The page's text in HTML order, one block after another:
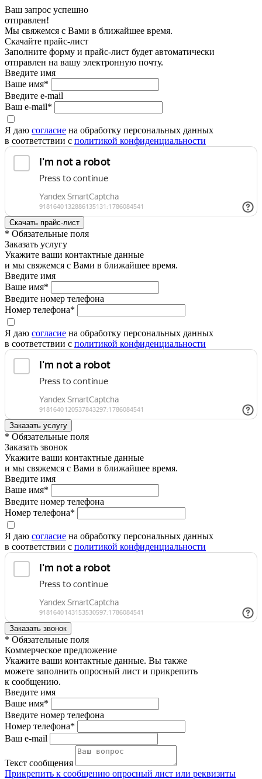
Ваш запрос успешно
отправлен!
Мы свяжемся с Вами в ближайшее время.
Скачайте прайс-лист
Заполните форму и прайс-лист будет автоматически
отправлен на вашу электронную почту.
Введите имя
Ваше имя*
Введите e-mail
Ваш e-mail*
Я даю согласие на обработку персональных данных
в соответствии с политикой конфиденциальности
* Обязательные поля
Заказать услугу
Укажите ваши контактные данные
и мы свяжемся с Вами в ближайшее время.
Введите имя
Ваше имя*
Введите номер телефона
Номер телефона*
Я даю согласие на обработку персональных данных
в соответствии с политикой конфиденциальности
* Обязательные поля
Заказать звонок
Укажите ваши контактные данные
и мы свяжемся с Вами в ближайшее время.
Введите имя
Ваше имя*
Введите номер телефона
Номер телефона*
Я даю согласие на обработку персональных данных
в соответствии с политикой конфиденциальности
* Обязательные поля
Коммерческое предложение
Укажите ваши контактные данные. Вы также
можете заполнить опросный лист и прикрепить
к сообщению.
Введите имя
Ваше имя*
Введите номер телефона
Номер телефона*
Ваш e-mail
Текст сообщения
Прикрепить к сообщению опросный лист или реквизиты